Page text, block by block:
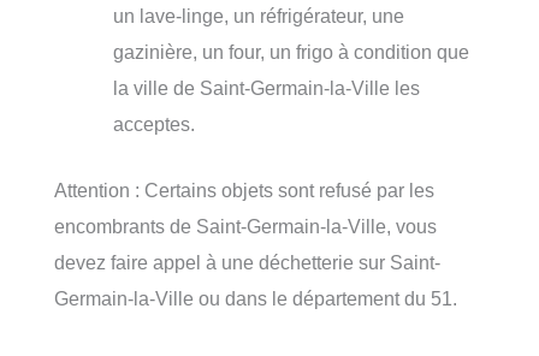
un lave-linge, un réfrigérateur, une
gazinière, un four, un frigo à condition que
la ville de Saint-Germain-la-Ville les
acceptes.
Attention : Certains objets sont refusé par les
encombrants de Saint-Germain-la-Ville, vous
devez faire appel à une déchetterie sur Saint-
Germain-la-Ville ou dans le département du 51.